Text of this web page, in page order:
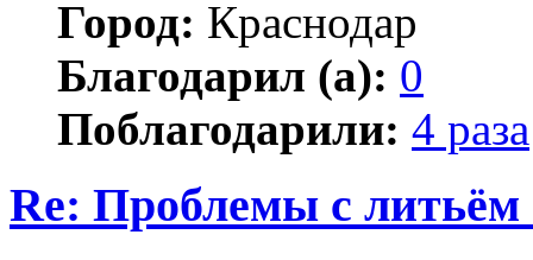
Город: Краснодар
Благодарил (а): 0
Поблагодарили: 4 раза
Re: Проблемы с